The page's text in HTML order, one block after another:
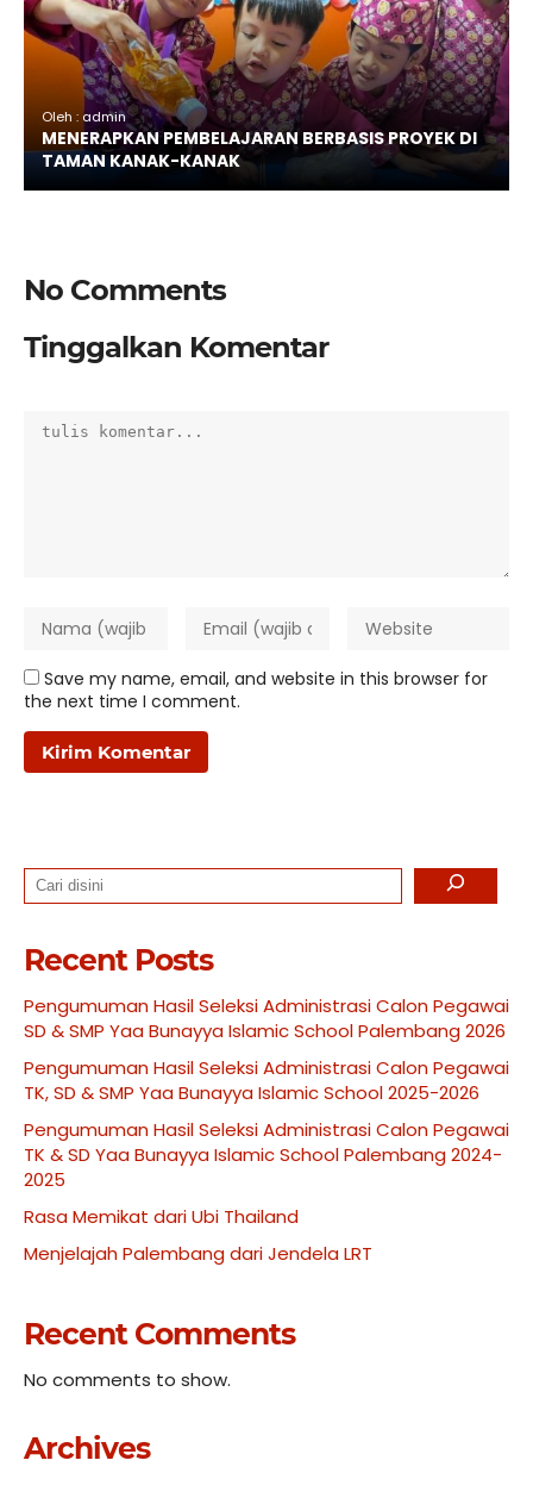
Oleh : admin
MENERAPKAN PEMBELAJARAN BERBASIS PROYEK DI
TAMAN KANAK-KANAK
No Comments
Tinggalkan Komentar
Save my name, email, and website in this browser for
the next time I comment.
Search
Recent Posts
Pengumuman Hasil Seleksi Administrasi Calon Pegawai
SD & SMP Yaa Bunayya Islamic School Palembang 2026
Pengumuman Hasil Seleksi Administrasi Calon Pegawai
TK, SD & SMP Yaa Bunayya Islamic School 2025-2026
Pengumuman Hasil Seleksi Administrasi Calon Pegawai
TK & SD Yaa Bunayya Islamic School Palembang 2024-
2025
Rasa Memikat dari Ubi Thailand
Menjelajah Palembang dari Jendela LRT
Recent Comments
No comments to show.
Archives